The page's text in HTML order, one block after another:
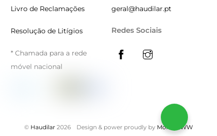
Livro de Reclamações
Resolução de Litígios
* Chamada para a rede
móvel nacional
geral@haudilar.pt
Redes Sociais
© Haudilar2026 Design & power proudly by MontiWWW